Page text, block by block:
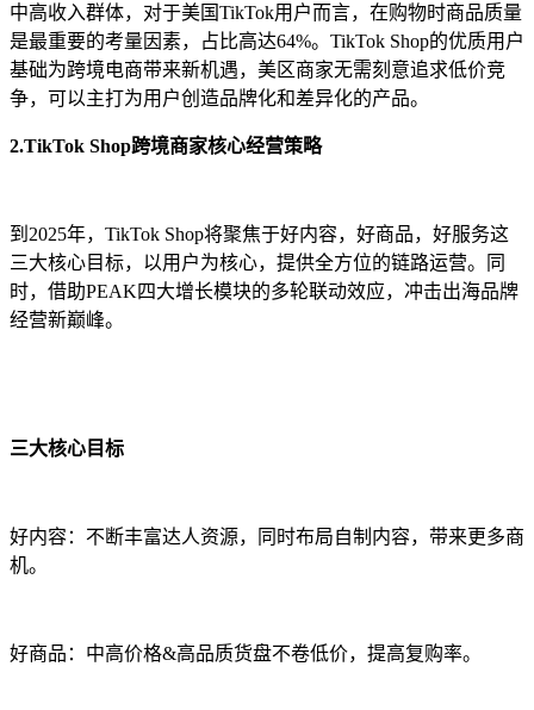
中高收入群体，对于美国TikTok用户而言，在购物时商品质量
是最重要的考量因素，占比高达64%。TikTok Shop的优质用户
基础为跨境电商带来新机遇，美区商家无需刻意追求低价竞
争，可以主打为用户创造品牌化和差异化的产品。
2.TikTok Shop跨境商家核心经营策略
到2025年，TikTok Shop将聚焦于好内容，好商品，好服务这
三大核心目标，以用户为核心，提供全方位的链路运营。同
时，借助PEAK四大增长模块的多轮联动效应，冲击出海品牌
经营新巅峰。
三大核心目标
好内容：不断丰富达人资源，同时布局自制内容，带来更多商
机。
好商品：中高价格&高品质货盘不卷低价，提高复购率。